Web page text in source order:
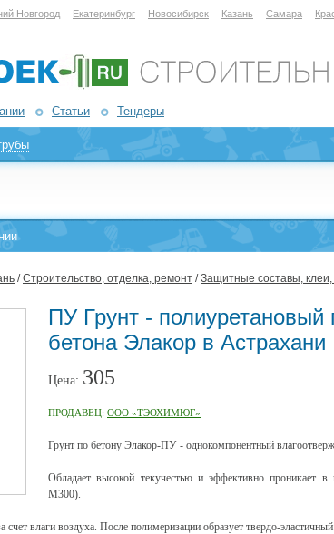
Новгород Екатеринбург Новосибирск Казань Самара
Статьи Тендеры
/Строительство, отделка, ремонт /Защитные составы, клеи,
ПУ Грунт - полиуретановый
бетона Элакор в Астрахани
Цена: 305
ПРОДАВЕЦ: ООО «ТЭОХИМЮГ»
Грунт по бетону Элакор-ПУ - однокомпонентный
Обладает высокой текучестью и эффективно проникает
М300).
счет влаги воздуха. После полимеризации образует твердо-